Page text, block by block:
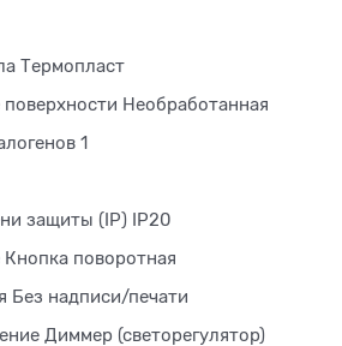
Термопласт
Необработанная
1
защиты (IP) IP20
поворотная
надписи/печати
Диммер (светорегулятор)